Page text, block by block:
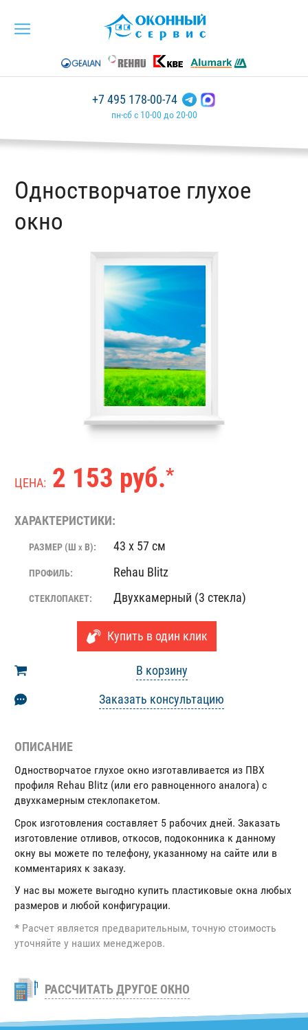
+7 495 178-00-74
пн-сб с 10-00 до 20-00
Одностворчатое глухое
окно
ЦЕНА: 2 153 руб.*
ХАРАКТЕРИСТИКИ:
РАЗМЕР (Ш X В): 43 x 57 см
ПРОФИЛЬ: Rehau Blitz
СТЕКЛОПАКЕТ: Двухкамерный (3 стекла)
Купить в один клик
В корзину
Заказать консультацию
ОПИСАНИЕ
Одностворчатое глухое окно изготавливается из ПВХ
профиля Rehau Blitz (или его равноценного аналога) с
двухкамерным стеклопакетом.
Срок изготовления составляет 5 рабочих дней. Заказать
изготовление отливов, откосов, подоконника к данному
окну вы можете по телефону, указанному на сайте или в
комментариях к заказу.
У нас вы можете выгодно купить пластиковые окна любых
размеров и любой конфигурации.
* Расчет является предварительным, точную стоимость
уточняйте у наших менеджеров.
РАССЧИТАТЬ ДРУГОЕ ОКНО